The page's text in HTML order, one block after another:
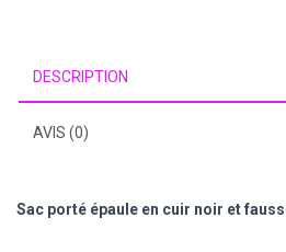
fausse
DESCRIPTION
AVIS (0)
Sac porté épaule en cuir noir et